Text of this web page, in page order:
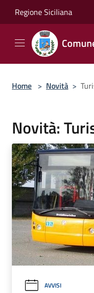
Regione Siciliana
Home > Novità >
Novità:
AVVISI